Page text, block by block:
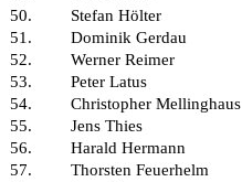
50.
Stefan Hölter
51.
Dominik Gerdau
52.
Werner Reimer
53.
Peter Latus
54.
Christopher Mellinghaus
55.
Jens Thies
56.
Harald Hermann
57.
Thorsten Feuerhelm